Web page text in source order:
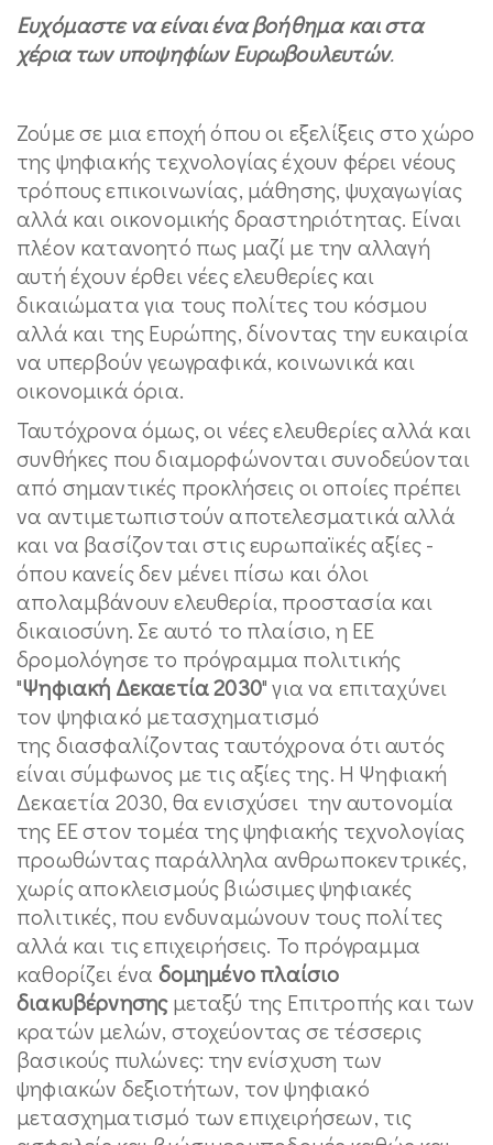
Ευχόμαστε να είναι ένα βοήθημα και στα
χέρια των υποψηφίων Ευρωβουλευτών.
Ζούμε σε μια εποχή όπου οι εξελίξεις στο χώρο
της ψηφιακής τεχνολογίας έχουν φέρει νέους
τρόπους επικοινωνίας, μάθησης, ψυχαγωγίας
αλλά και οικονομικής δραστηριότητας. Είναι
πλέον κατανοητό πως μαζί με την αλλαγή
αυτή έχουν έρθει νέες ελευθερίες και
δικαιώματα για τους πολίτες του κόσμου
αλλά και της Ευρώπης, δίνοντας την ευκαιρία
να υπερβούν γεωγραφικά, κοινωνικά και
οικονομικά όρια.
Ταυτόχρονα όμως, οι νέες ελευθερίες αλλά και
συνθήκες που διαμορφώνονται συνοδεύονται
από σημαντικές προκλήσεις οι οποίες πρέπει
να αντιμετωπιστούν αποτελεσματικά αλλά
και να βασίζονται στις ευρωπαϊκές αξίες -
όπου κανείς δεν μένει πίσω και όλοι
απολαμβάνουν ελευθερία, προστασία και
δικαιοσύνη. Σε αυτό το πλαίσιο, η ΕΕ
δρομολόγησε το πρόγραμμα πολιτικής
"Ψηφιακή Δεκαετία 2030" για να επιταχύνει
τον ψηφιακό μετασχηματισμό
της διασφαλίζοντας ταυτόχρονα ότι αυτός
είναι σύμφωνος με τις αξίες της. Η Ψηφιακή
Δεκαετία 2030, θα ενισχύσει την αυτονομία
της ΕΕ στον τομέα της ψηφιακής τεχνολογίας
προωθώντας παράλληλα ανθρωποκεντρικές,
χωρίς αποκλεισμούς βιώσιμες ψηφιακές
πολιτικές, που ενδυναμώνουν τους πολίτες
αλλά και τις επιχειρήσεις. Το πρόγραμμα
καθορίζει ένα δομημένο πλαίσιο
διακυβέρνησηςμεταξύ της Επιτροπής και των
κρατών μελών, στοχεύοντας σε τέσσερις
βασικούς πυλώνες: την ενίσχυση των
ψηφιακών δεξιοτήτων, τον ψηφιακό
μετασχηματισμό των επιχειρήσεων, τις